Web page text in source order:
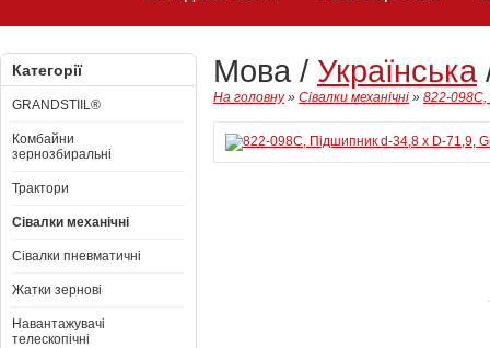
Категорії
GRANDSTIIL®
Комбайни
зернозбиральні
Трактори
Сівалки механічні
Сівалки пневматичні
Жатки зернові
Навантажувачі
телескопічні
Мова / Українська
На головну» Сівалки механічні » 822-098C,